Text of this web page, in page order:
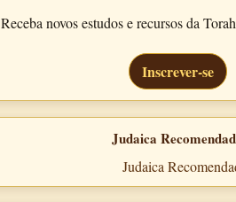
Receba novos estudos e recursos da
Inscrever-se
Judaica